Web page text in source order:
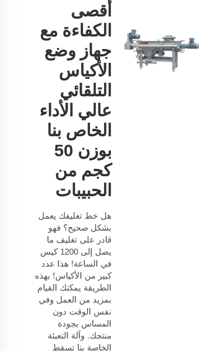
أقصى
الكفاءة مع
جهاز وضع
الأكياس
التلقائي
عالي الأداء
الخاص بنا
بوزن 50
كجم من
الحبيبات
هل خط تغليفك يعمل
بشكل صحيح؟ فهو
قادر على تغليف ما
يصل إلى 1200 كيس
في الساعة! هذا عدد
كبير من الأكياس! بهذه
الطريقة يمكنك القيام
بمزيد من العمل وفي
نفس الوقت دون
المساس بجودة
منتجك. وآلة التعبئة
الخاصة بنا تسقط